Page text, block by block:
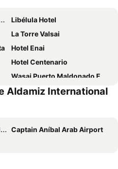
Libélula Hotel
La Torre Valsai
Hotel Enai
Hotel Centenario
Wasai Puerto Maldonado Eco Lodge
Aldamiz International
Captain Aníbal Arab Airport